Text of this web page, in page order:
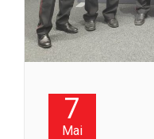
7
Mai